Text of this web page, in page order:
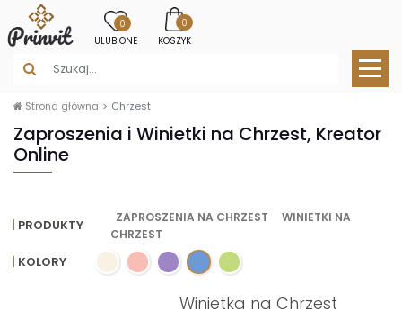
0
ULUBIONE
0
KOSZYK
Strona główna Chrzest
Zaproszenia i Winietki na Chrzest, Kreator
Online
PRODUKTY ZAPROSZENIA NA CHRZEST
WINIETKI NA
CHRZEST
KOLORY
Winietka na Chrzest